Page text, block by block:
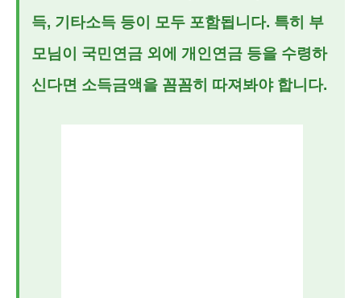
득, 기타소득 등이 모두 포함됩니다. 특히 부
모님이 국민연금 외에 개인연금 등을 수령하
신다면 소득금액을 꼼꼼히 따져봐야 합니다.